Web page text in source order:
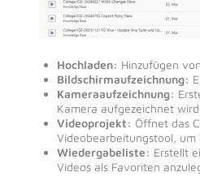
Hochladen: Hinzufügen
Bildschirmaufzeichnung:
Kameraaufzeichnung:
Kamera aufgezeichnet wird
Videoprojekt: Öffnet das
Videobearbeitungstool, um
Wiedergabeliste: Erstellt
Videos als Favoriten